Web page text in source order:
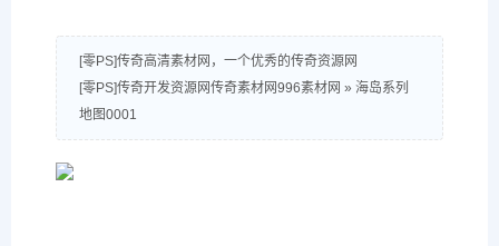
[零PS]传奇高清素材网，一个优秀的传奇资源网
[零PS]传奇开发资源网传奇素材网996素材网 » 海岛系列
地图0001